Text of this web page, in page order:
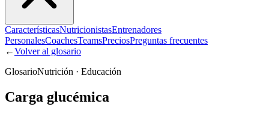
CaracterísticasNutricionistasEntrenadores
PersonalesCoachesTeamsPreciosPreguntas frecuentes
←Volver al glosario
GlosarioNutrición · Educación
Carga glucémica